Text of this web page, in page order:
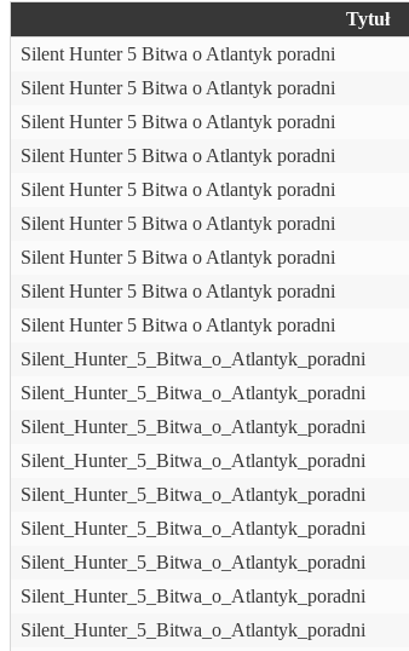
Tytuł
Silent Hunter 5 Bitwa o Atlantyk poradni
Silent Hunter 5 Bitwa o Atlantyk poradni
Silent Hunter 5 Bitwa o Atlantyk poradni
Silent Hunter 5 Bitwa o Atlantyk poradni
Silent Hunter 5 Bitwa o Atlantyk poradni
Silent Hunter 5 Bitwa o Atlantyk poradni
Silent Hunter 5 Bitwa o Atlantyk poradni
Silent Hunter 5 Bitwa o Atlantyk poradni
Silent Hunter 5 Bitwa o Atlantyk poradni
Silent_Hunter_5_Bitwa_o_Atlantyk_poradni
Silent_Hunter_5_Bitwa_o_Atlantyk_poradni
Silent_Hunter_5_Bitwa_o_Atlantyk_poradni
Silent_Hunter_5_Bitwa_o_Atlantyk_poradni
Silent_Hunter_5_Bitwa_o_Atlantyk_poradni
Silent_Hunter_5_Bitwa_o_Atlantyk_poradni
Silent_Hunter_5_Bitwa_o_Atlantyk_poradni
Silent_Hunter_5_Bitwa_o_Atlantyk_poradni
Silent_Hunter_5_Bitwa_o_Atlantyk_poradni